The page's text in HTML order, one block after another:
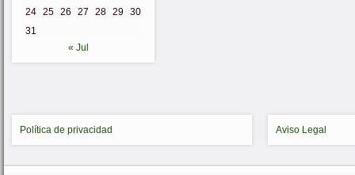
24 25 26 27 28 29 30
31
« Jul
Política de privacidad Aviso Legal